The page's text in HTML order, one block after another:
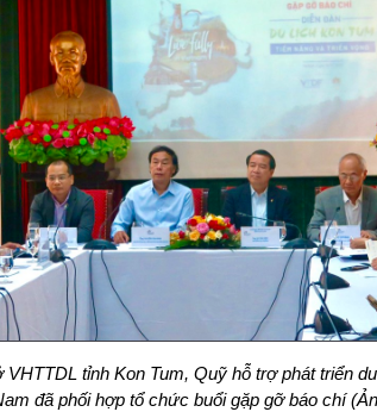
VHTTDL tỉnh Kon Tum, Quỹ hỗ trợ phát triển
đã phối hợp tổ chức buổi gặp gỡ báo chí